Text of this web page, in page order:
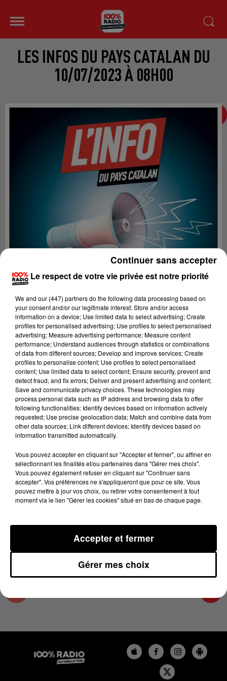
LES INFOS DU PAYS CATALAN DU
10/07/2023 À 08H00
Lecture (4 min 16 sec)
100%
100% Radio les infos du Pays Catalan
10 juillet 2023 - 4 min 16 sec
LES INFOS DU PAYS CATALAN DU 10/07/2023
À 08H00
Podcasts infos du Pays Catalan
Le respect de votre vie privée est notre priorité
We and our (447) partnersdo the following data processing based on
your consent and/or our legitimate interest: Store and/or access
information on a device; Use limited data to select advertising; Create
profiles for personalised advertising; Use profiles to select personalised
advertising; Measure advertising performance; Measure content
performance; Understand audiences through statistics or combinations
of data from different sources; Develop and improve services; Create
profiles to personalise content; Use profiles to select personalised
content; Use limited data to select content; Ensure security, prevent and
detect fraud, and fix errors; Deliver and present advertising and content;
Save and communicate privacy choices. These technologies may
process personal data such as IP address and browsing data to offer
following functionalities: Identify devices based on information actively
requested; Use precise geolocation data; Match and combine data from
other data sources; Link different devices; Identify devices based on
information transmitted automatically.
Vous pouvez accepter en cliquant sur "Accepter et fermer", ou affiner en
sélectionnant les finalités et/ou partenaires dans "Gérer mes choix".
Vous pouvez également refuser en cliquant sur "Continuer sans
accepter". Vos préférences ne s'appliqueront que pour ce site. Vous
pouvez mettre à jour vos choix, ou retirer votre consentement à tout
moment via le lien "Gérer les cookies" situé en bas de chaque page.
Gérer mes choix
Accepter et fermer
Continuer sans accepter